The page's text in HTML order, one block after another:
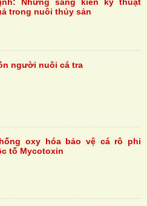
trong nuôi thủy sản
người nuôi cá tra
oxy hóa bảo vệ cá rô phi
tố Mycotoxin